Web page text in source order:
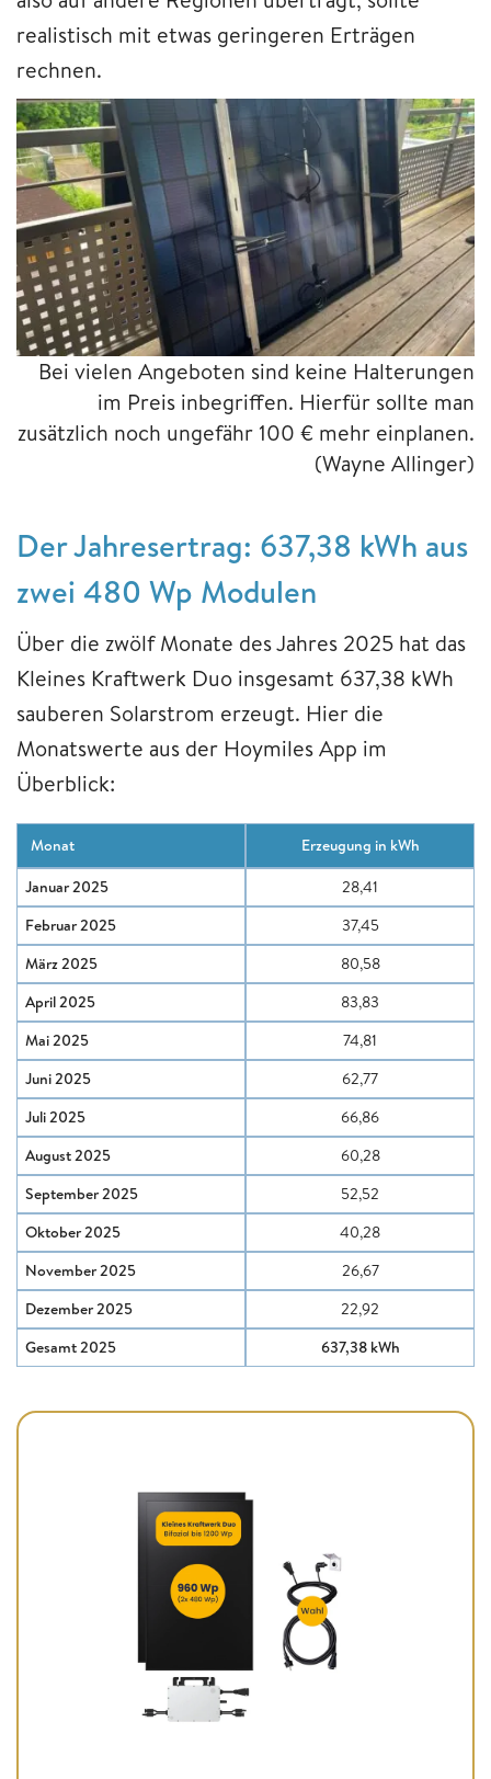
realistisch mit etwas geringeren Erträgen
rechnen.
Bei vielen Angeboten sind keine Halterungen
im Preis inbegriffen. Hierfür sollte man
zusätzlich noch ungefähr 100 € mehr einplanen.
(Wayne Allinger)
Der Jahresertrag: 637,38 kWh aus
zwei 480 Wp Modulen
Über die zwölf Monate des Jahres 2025 hat das
Kleines Kraftwerk Duo insgesamt 637,38 kWh
sauberen Solarstrom erzeugt. Hier die
Monatswerte aus der Hoymiles App im
Überblick:
Monat
Erzeugung in kWh
Januar 2025
28,41
Februar 2025
37,45
März 2025
80,58
April 2025
83,83
Mai 2025
74,81
Juni 2025
62,77
Juli 2025
66,86
August 2025
60,28
September 2025
52,52
Oktober 2025
40,28
November 2025
26,67
Dezember 2025
22,92
Gesamt 2025
637,38 kWh